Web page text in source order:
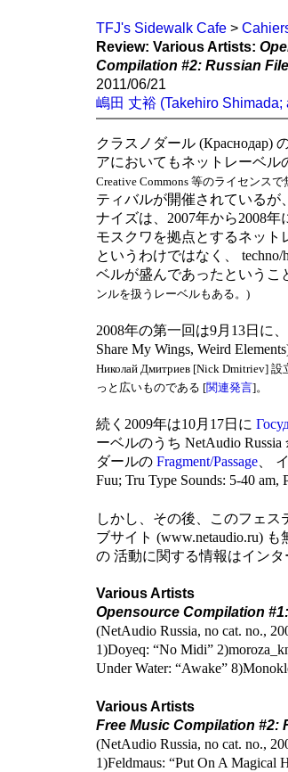
TFJ's Sidewalk Cafe>
Review: Various Artists:
Compilation #2: Russian
2011/06/21
嶋田 丈裕 (Takehiro Shimada;
クラスノダール (Краснодар) の
アにおいてもネットレーベル
Creative Commons 等のライセンス
ティバルが開催されているが
ナイズは、2007年から2008年
モスクワを拠点とするネット
というわけではなく、
ベルが盛んであったというこ
ンルを扱うレーベルもある。)
2008年の第一回は9月13日に
Share My Wings, Weird
Николай Дмитриев [Nick Dmitriev]
っと広いものである [関連発言]。
続く2009年は10月17日に
ーベルのうち NetAudio
ダールの Fragment/Passage、
Fuu; Tru Type Sounds: 5-40 am,
しかし、その後、このフェス
ブサイト (www.netaudio.ru)
の 活動に関する情報はイン
Various Artists
Opensource Compilation
(NetAudio Russia, no cat. no.,
1)Doyeq: “No Midi”
Under Water: “Awake”
Various Artists
Free Music Compilation #2:
(NetAudio Russia, no cat. no.,
1)Feldmaus: “Put On A Magical